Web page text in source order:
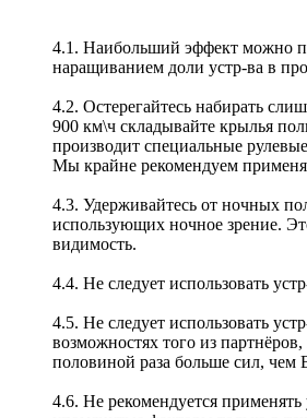
4.1. Наибольший эффект можно
наращиванием доли устр-ва в
4.2. Остерегайтесь набирать
900 км\ч складывайте крылья
производит специальные
Мы крайне рекомендуем
4.3. Удерживайтесь от ночных
использующих ночное зрение.
видимость.
4.4. Не следует использовать
4.5. Не следует использовать
возможностях того из
половиной раза больше сил, чем
4.6. Не рекомендуется